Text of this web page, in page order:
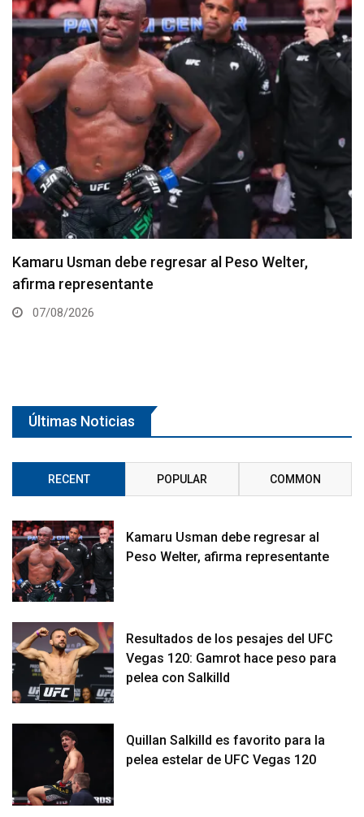
Resultados de los pesajes del UFC Vegas 120:
Gamrot hace peso para pelea con Salkilld
07/08/2026
Últimas Noticias
RECENT POPULAR COMMON
Kamaru Usman debe regresar al
Peso Welter, afirma representante
Resultados de los pesajes del UFC
Vegas 120: Gamrot hace peso para
pelea con Salkilld
Quillan Salkilld es favorito para la
pelea estelar de UFC Vegas 120